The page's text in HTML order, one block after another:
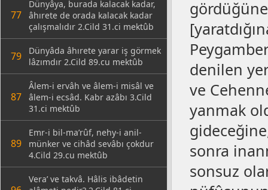
77
Dünyâya, burada kalacak kadar,
âhırete de orada kalacak kadar
çalışmalıdır 2.Cild 31.ci mektûb
79
Dünyâda âhırete yarar iş görmek
lâzımdır 2.Cild 89.cu mektûb
87
Âlem-i ervâh ve âlem-i misâl ve
âlem-i ecsâd. Kabr azâbı 3.Cild
31.ci mektûb
89
Emr-i bil-ma’rûf, nehy-i anil-
münker ve cihâd sevâbı çokdur
4.Cild 29.cu mektûb
Vera’ ve takvâ. Hâlis ibâdetin
denilen
ve
yanmak
sonra
sonsuz